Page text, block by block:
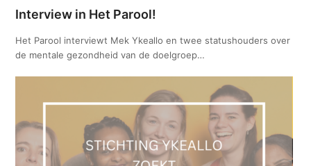
Interview in Het Parool!
Het Parool interviewt Mek Ykeallo en twee statushouders over
de mentale gezondheid van de doelgroep…